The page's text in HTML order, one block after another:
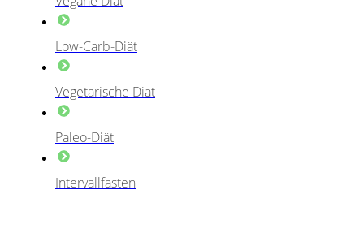
Low-Carb-Diät
Vegetarische Diät
Paleo-Diät
Intervallfasten